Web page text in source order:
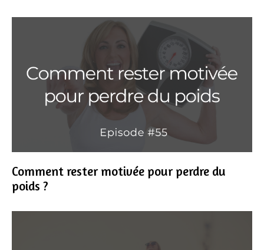
Comment rester motivée pour perdre du
poids ?